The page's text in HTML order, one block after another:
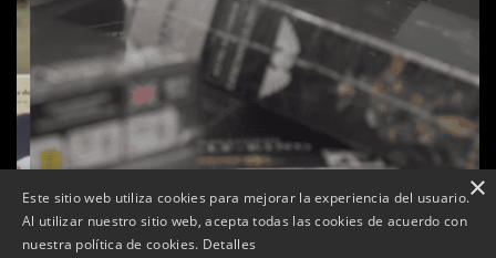
La botiga L’K de Balaguer es converteix en nou punt
×
Este sitio web utiliza cookies para mejorar la experiencia del usuario.
Al utilizar nuestro sitio web, acepta todas las cookies de acuerdo con
nuestra política de cookies. Detalles